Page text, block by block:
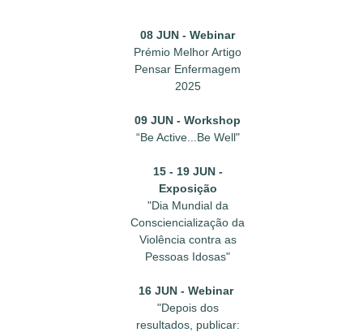
08 JUN - Webinar
Prémio Melhor Artigo
Pensar Enfermagem
2025
09 JUN - Workshop
“Be Active...Be Well"
15 - 19 JUN -
Exposição
"Dia Mundial da
Consciencialização da
Violência contra as
Pessoas Idosas"
16 JUN - Webinar
"Depois dos
resultados, publicar: